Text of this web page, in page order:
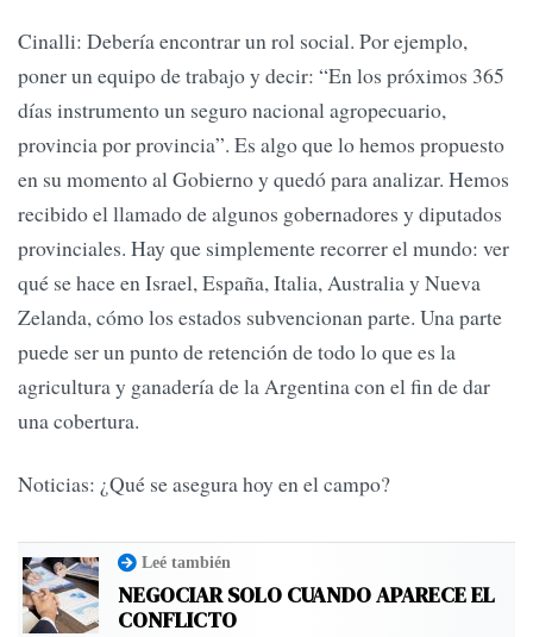
Cinalli: Debería encontrar un rol social. Por ejemplo,
poner un equipo de trabajo y decir: “En los próximos 365
días instrumento un seguro nacional agropecuario,
provincia por provincia”. Es algo que lo hemos propuesto
en su momento al Gobierno y quedó para analizar. Hemos
recibido el llamado de algunos gobernadores y diputados
provinciales. Hay que simplemente recorrer el mundo: ver
qué se hace en Israel, España, Italia, Australia y Nueva
Zelanda, cómo los estados subvencionan parte. Una parte
puede ser un punto de retención de todo lo que es la
agricultura y ganadería de la Argentina con el fin de dar
una cobertura.
Noticias: ¿Qué se asegura hoy en el campo?
Leé también
NEGOCIAR SOLO CUANDO APARECE EL
CONFLICTO